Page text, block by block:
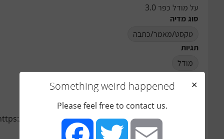
על מודל כפר 3.0
סוג מדיה
טקסט/מאמר/כתבה
תגיות
מודל
אנגלית
medium.com/village-3-0/building-village-3...
Something weird happened
✕
Please feel free to contact us.